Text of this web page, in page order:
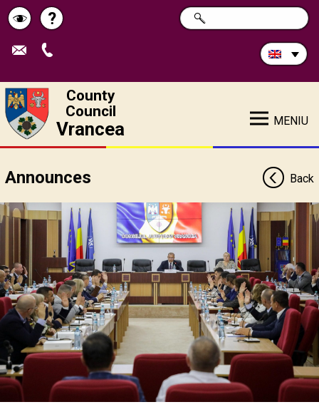
Schimbă
contrastul
Help
?
Search
in
SEARCH
County
Council
Vrancea MENIU
Announces Back